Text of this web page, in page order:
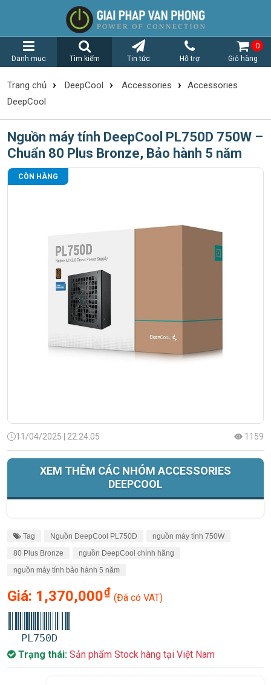
Danh mục Tìm kiếm Tin tức Hỗ trợ Giỏ hàng
0
Trang chủ › DeepCool › Accessories ›
Accessories
DeepCool
Nguồn máy tính DeepCool PL750D 750W –
Chuẩn 80 Plus Bronze, Bảo hành 5 năm
CÒN HÀNG
11/04/2025 | 22:24:05 1159
XEM THÊM CÁC NHÓM ACCESSORIES
DEEPCOOL
Tag Nguồn DeepCool PL750D
nguồn máy tính 750W
80 Plus Bronze
nguồn DeepCool chính hãng
nguồn máy tính bảo hành 5 năm
Giá: 1,370,000₫ (Đã có VAT)
PL750D
Trạng thái: Sản phẩm Stock hàng tại Việt Nam